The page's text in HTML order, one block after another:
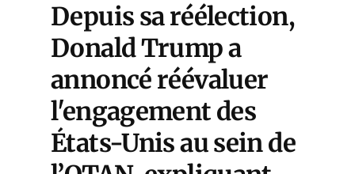
Depuis sa réélection,
Donald Trump a
annoncé réévaluer
l'engagement des
États-Unis au sein de